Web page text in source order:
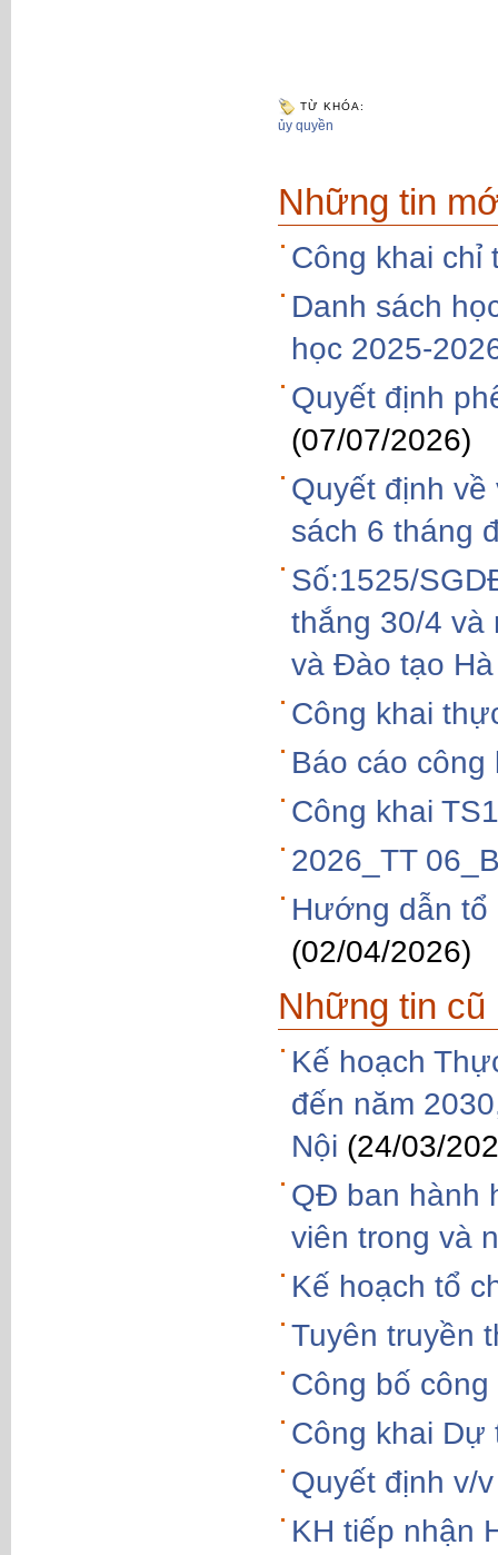
TỪ KHÓA:
ủy quyền
Những tin
Công khai chỉ
Danh sách
học 2025-
Quyết định
(07/07/2026)
Quyết định
sách 6 tháng
Số:1525/
thắng 30/4 và
và Đào tạo
Công khai
Báo cáo công
Công khai
2026_TT
Hướng dẫn tổ
(02/04/2026)
Những tin cũ
Kế hoạch
đến năm
Nội (24/03/
QĐ ban hành
viên trong và
Kế hoạch tổ
Tuyên truyền
Công bố
Công khai Dự
Quyết định v/
KH tiếp nhận